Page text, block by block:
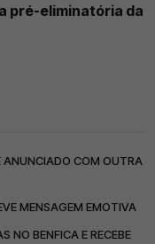
pré-eliminatória da
ANUNCIADO COM OUTRA
MENSAGEM EMOTIVA
NO BENFICA E RECEBE